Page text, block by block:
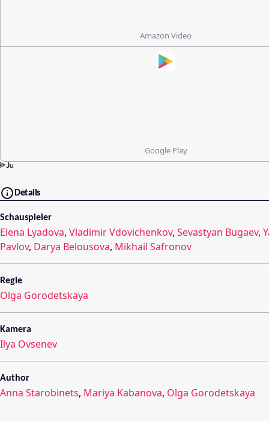
Amazon Video
Google Play
Details
Schauspieler
Elena Lyadova, Vladimir Vdovichenkov, Sevastyan Bugaev,
Pavlov, Darya Belousova, Mikhail Safronov
Regie
Olga Gorodetskaya
Kamera
Ilya Ovsenev
Author
Anna Starobinets, Mariya Kabanova, Olga Gorodetskaya